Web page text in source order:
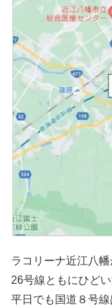
ラコリーナ近江八
26号線ともにひど
平日でも国道８号線